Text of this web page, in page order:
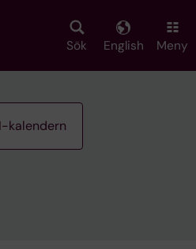
Sök English Meny
kalendern